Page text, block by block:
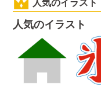
人気のイラスト
人気のイラスト